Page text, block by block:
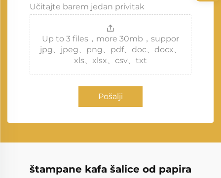
Učitajte barem jedan privitak
Up to 3 files，more 30mb，suppor
jpg、jpeg、png、pdf、doc、docx、
xls、xlsx、csv、txt
Pošalji
štampane kafa šalice od papira